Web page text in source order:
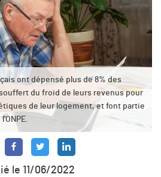
ont dépensé plus de 8% des
du froid de leurs revenus pour
de leur logement, et font partie
le 11/06/2022